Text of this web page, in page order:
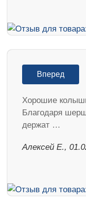
Вперед
Хорошие
Благодаря
держат …
Алексей Е.,